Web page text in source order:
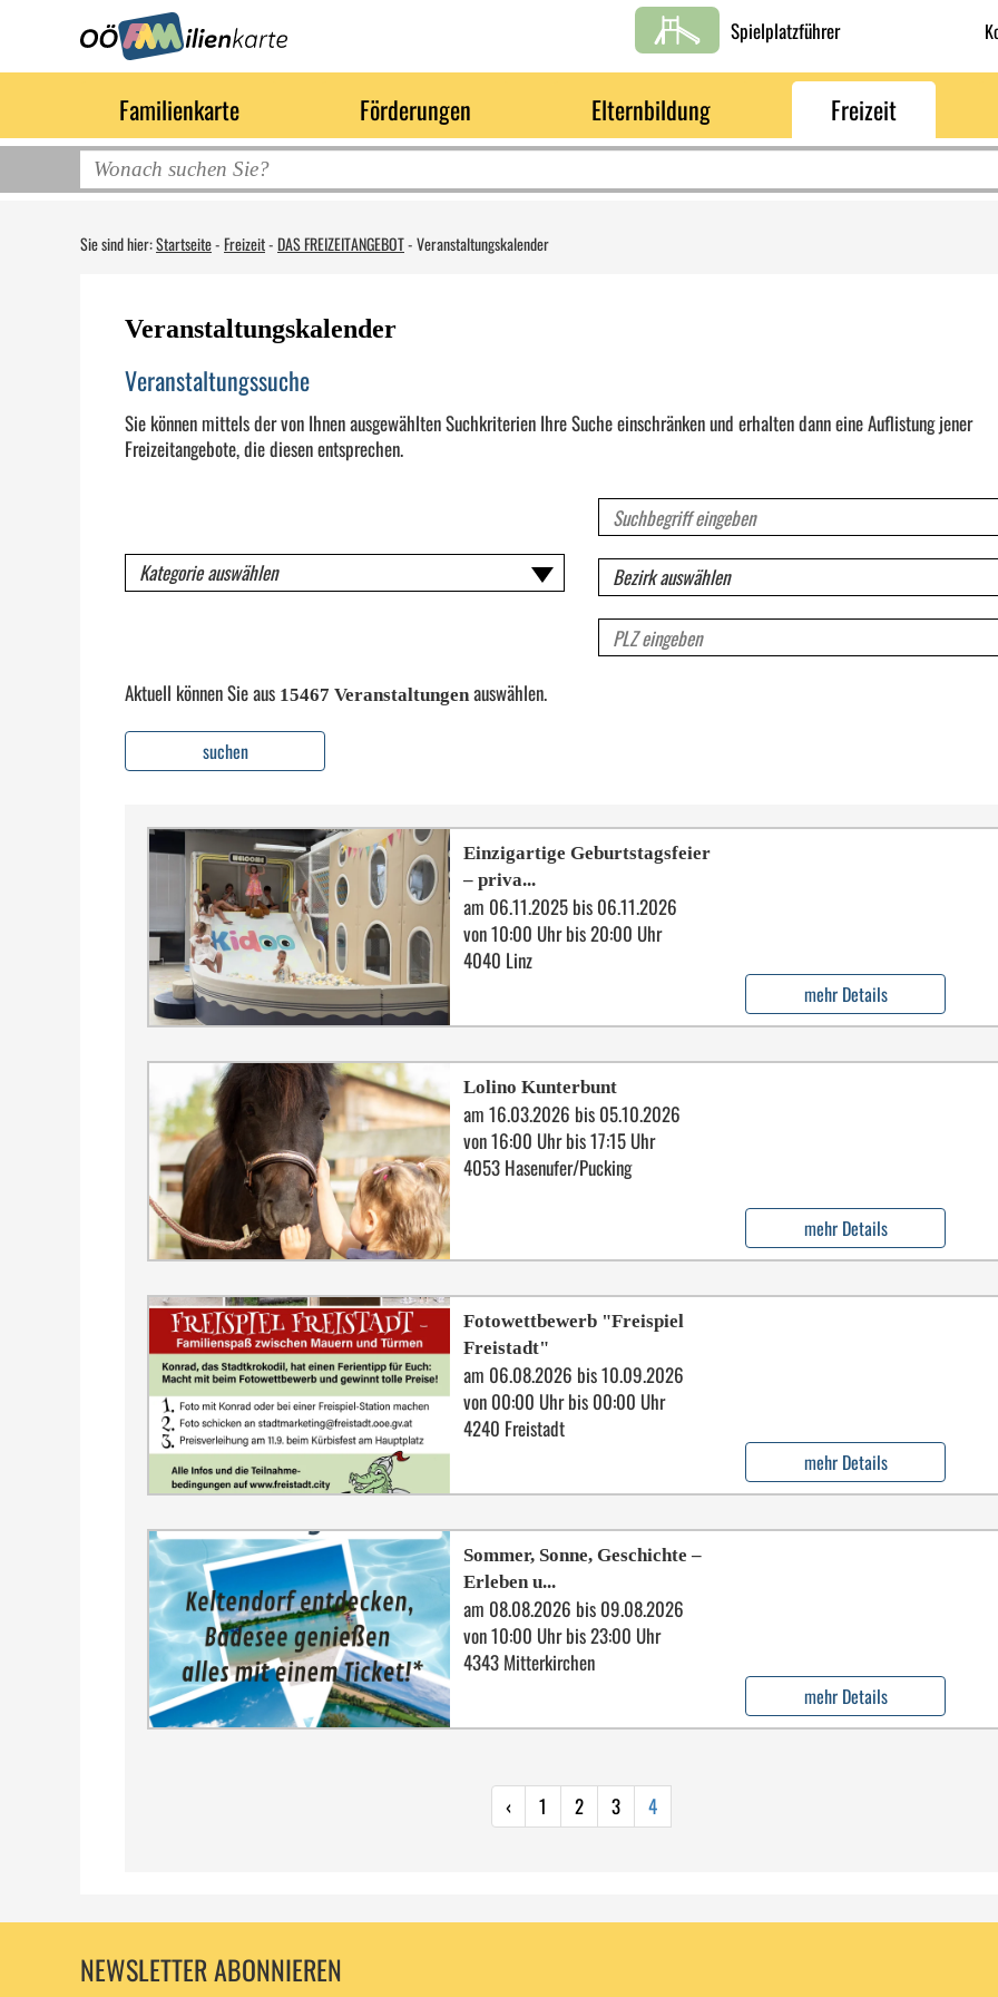
Spielplatzführer
Familienkarte Förderungen Elternbildung Freizeit
Sie sind hier:Startseite-Freizeit-DAS FREIZEITANGEBOT-Veranstaltungskalender
Veranstaltungskalender
Veranstaltungssuche
Sie können mittels der von Ihnen ausgewählten Suchkriterien Ihre Suche einschränken und erhalten dann eine Auflistung jener
Freizeitangebote, die diesen entsprechen.
Kategorie
Volltextsuche
für
Veranstaltungen
Bezirk
PLZ
Aktuell können Sie aus 15467 Veranstaltungenauswählen.
suchen
Einzigartige Geburtstagsfeier
– priva...
am 06.11.2025 bis 06.11.2026
von 10:00 Uhr bis 20:00 Uhr
4040 Linz
mehr Details
Lolino Kunterbunt
am 16.03.2026 bis 05.10.2026
von 16:00 Uhr bis 17:15 Uhr
4053 Hasenufer/Pucking
mehr Details
Fotowettbewerb "Freispiel
Freistadt"
am 06.08.2026 bis 10.09.2026
von 00:00 Uhr bis 00:00 Uhr
4240 Freistadt
mehr Details
Sommer, Sonne, Geschichte –
Erleben u...
am 08.08.2026 bis 09.08.2026
von 10:00 Uhr bis 23:00 Uhr
4343 Mitterkirchen
mehr Details
‹ 1 2 3 4
NEWSLETTER ABONNIEREN